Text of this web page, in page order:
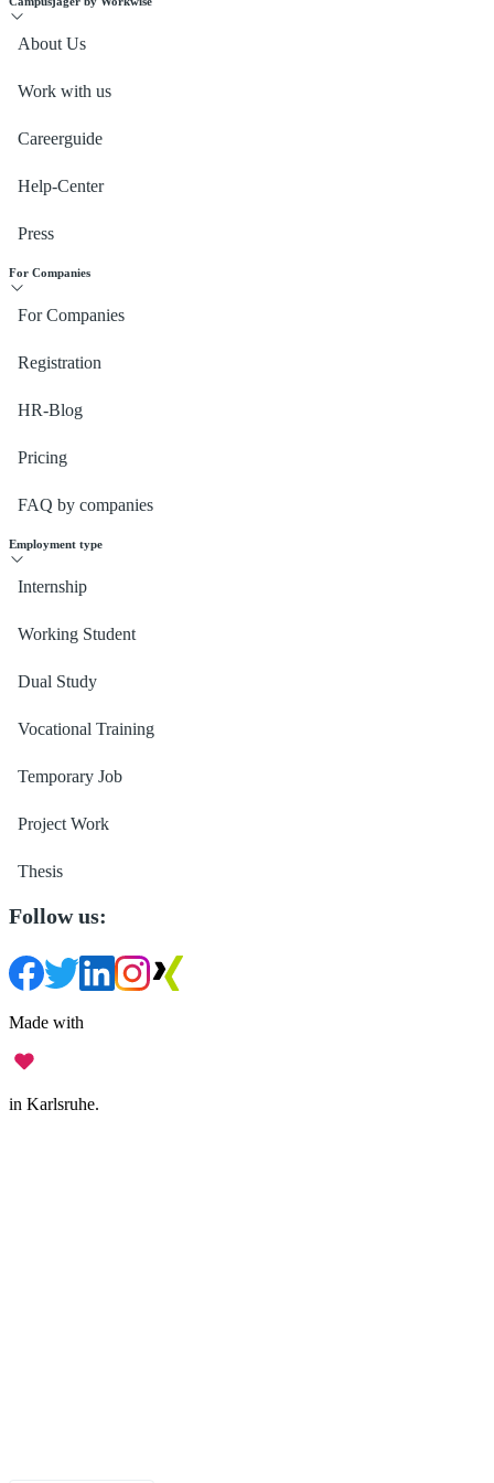
About Us
Work with us
Careerguide
Help-Center
Press
For Companies
For Companies
Registration
HR-Blog
Pricing
FAQ by companies
Employment type
Internship
Working Student
Dual Study
Vocational Training
Temporary Job
Project Work
Thesis
Follow us:
Made with
in Karlsruhe.